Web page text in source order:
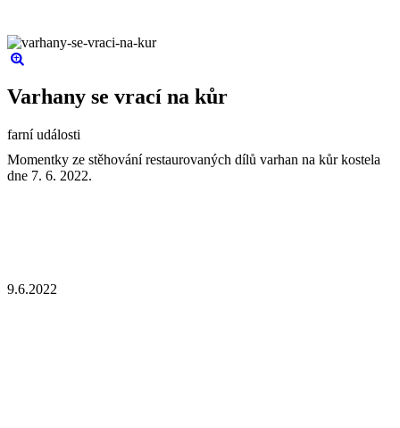
Varhany se vrací na kůr
farní události
Momentky ze stěhování restaurovaných dílů varhan na kůr kostela
dne 7. 6. 2022.
9.6.2022